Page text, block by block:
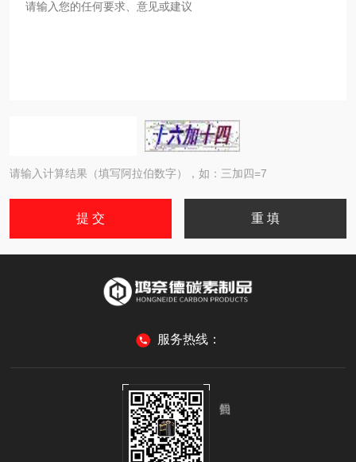
请输入计算结果（填写阿拉伯数字），如：三加四=7
服务热线：